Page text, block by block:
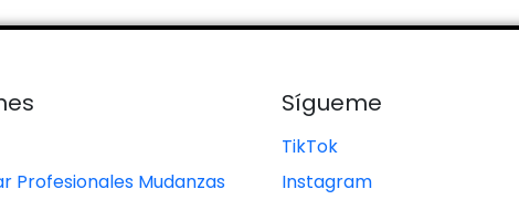
Profesionales Mudanzas
Sígueme
TikTok
Instagram